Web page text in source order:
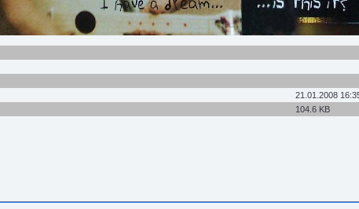
21.01.2008
104.6 KB